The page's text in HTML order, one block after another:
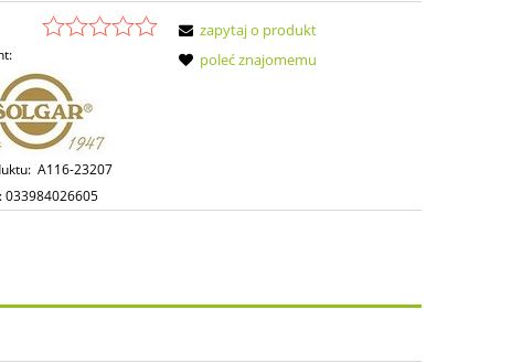
A116-23207
033984026605
zapytaj o produkt
poleć znajomemu